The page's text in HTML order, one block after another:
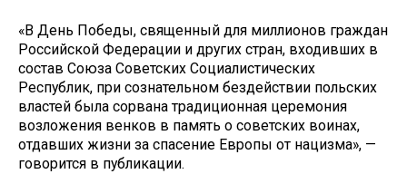
«В День Победы, священный для миллионов граждан
Российской Федерации и других стран, входивших в
состав Союза Советских Социалистических
Республик, при сознательном бездействии польских
властей была сорвана традиционная церемония
возложения венков в память о советских воинах,
отдавших жизни за спасение Европы от нацизма», —
говорится в публикации.